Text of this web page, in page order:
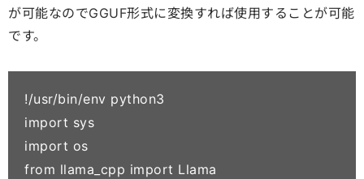
が可能なのでGGUF形式に変換すれば使用することが可能
です。
!/usr/bin/env python3
import sys
import os
from llama_cpp import Llama